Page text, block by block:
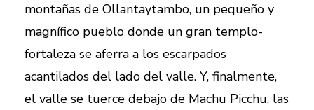
montañas de Ollantaytambo, un pequeño y
magnífico pueblo donde un gran templo-
fortaleza se aferra a los escarpados
acantilados del lado del valle. Y, finalmente,
el valle se tuerce debajo de Machu Picchu, las